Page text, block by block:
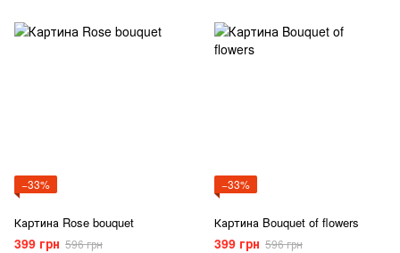
−33%
Картина Rose bouquet
399 грн 596 грн
−33%
Картина Bouquet of flowers
399 грн 596 грн